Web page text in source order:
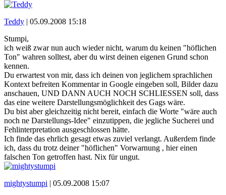
Teddy | 05.09.2008 15:18
Stumpi,
ich weiß zwar nun auch wieder nicht, warum du keinen "höflichen
Ton" wahren solltest, aber du wirst deinen eigenen Grund schon
kennen.
Du erwartest von mir, dass ich deinen von jeglichem sprachlichen
Kontext befreiten Kommentar in Google eingeben soll, Bilder dazu
anschauen, UND DANN AUCH NOCH SCHLIESSEN soll, dass
das eine weitere Darstellungsmöglichkeit des Gags wäre.
Du bist aber gleichzeitig nicht bereit, einfach die Worte "wäre auch
noch ne Darstellungs-Idee" einzutippen, die jegliche Sucherei und
Fehlinterpretation ausgeschlossen hätte.
Ich finde das ehrlich gesagt etwas zuviel verlangt. Außerdem finde
ich, dass du trotz deiner "höflichen" Vorwarnung , hier einen
falschen Ton getroffen hast. Nix für ungut.
mightystumpi | 05.09.2008 15:07